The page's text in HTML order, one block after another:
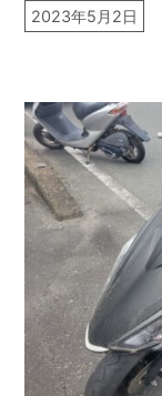
2023年5月2日